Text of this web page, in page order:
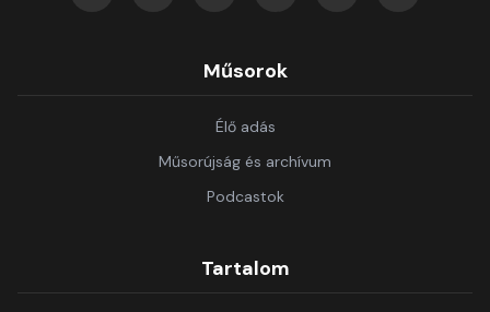
Műsorok
Élő adás
Műsorújság és archívum
Podcastok
Tartalom